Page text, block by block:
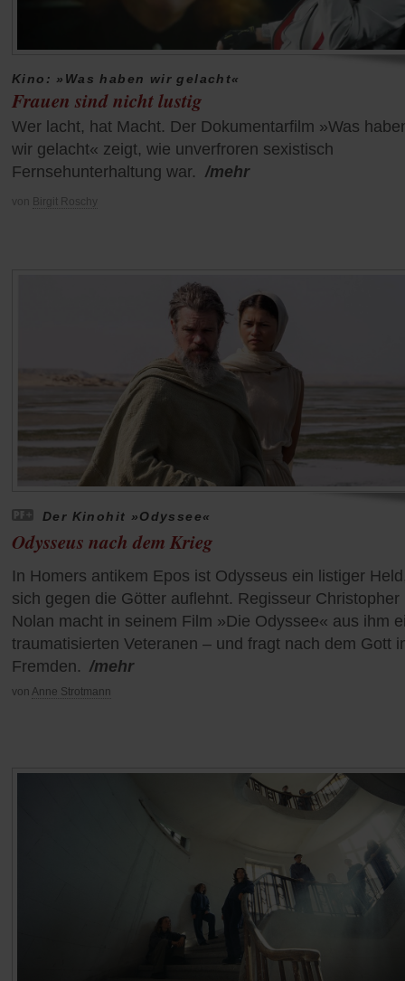
Kino: »Was haben wir gelacht«
Frauen sind nicht lustig
Wer lacht, hat Macht. Der Dokumentarfilm »Was
wir gelacht« zeigt, wie unverfroren sexistisch
Fernsehunterhaltung war. /mehr
von Birgit Roschy
Der Kinohit »Odyssee«
Odysseus nach dem Krieg
In Homers antikem Epos ist Odysseus ein listiger
sich gegen die Götter auflehnt. Regisseur Christopher
Nolan macht in seinem Film »Die Odyssee« aus ihm
traumatisierten Veteranen – und fragt nach dem Gott
Fremden. /mehr
von Anne Strotmann